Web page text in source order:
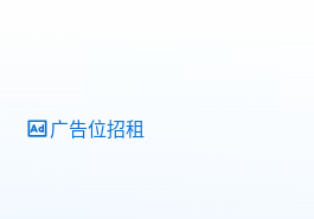
广告位招租